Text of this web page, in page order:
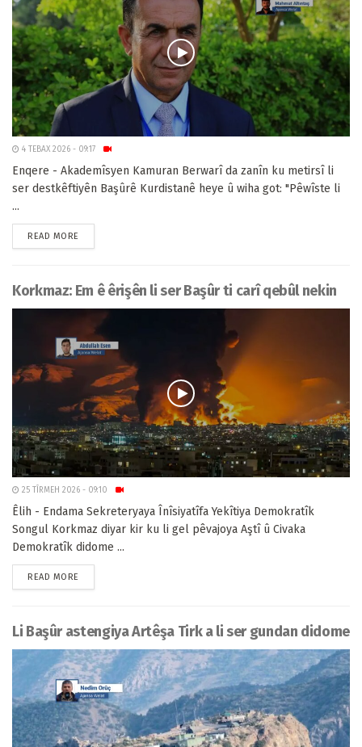
4 TEBAX 2026 - 09:17
Enqere - Akademîsyen Kamuran Berwarî da zanîn ku metirsî li
ser destkêftiyên Başûrê Kurdistanê heye û wiha got: "Pêwîste li
...
READ MORE
Korkmaz: Em ê êrişên li ser Başûr ti carî qebûl nekin
25 TÎRMEH 2026 - 09:10
Êlih - Endama Sekreteryaya Înîsiyatîfa Yekîtiya Demokratîk
Songul Korkmaz diyar kir ku li gel pêvajoya Aştî û Civaka
Demokratîk didome ...
READ MORE
Li Başûr astengiya Artêşa Tirk a li ser gundan didome